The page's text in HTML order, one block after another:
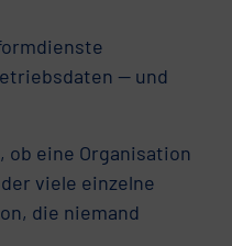
— und
ob eine Organisation
viele einzelne
die niemand